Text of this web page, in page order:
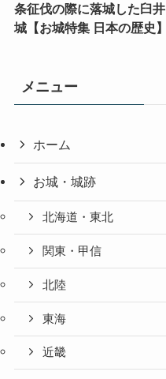
条征伐の際に落城した臼井
城【お城特集 日本の歴史】
メニュー
ホーム
お城・城跡
北海道・東北
関東・甲信
北陸
東海
近畿